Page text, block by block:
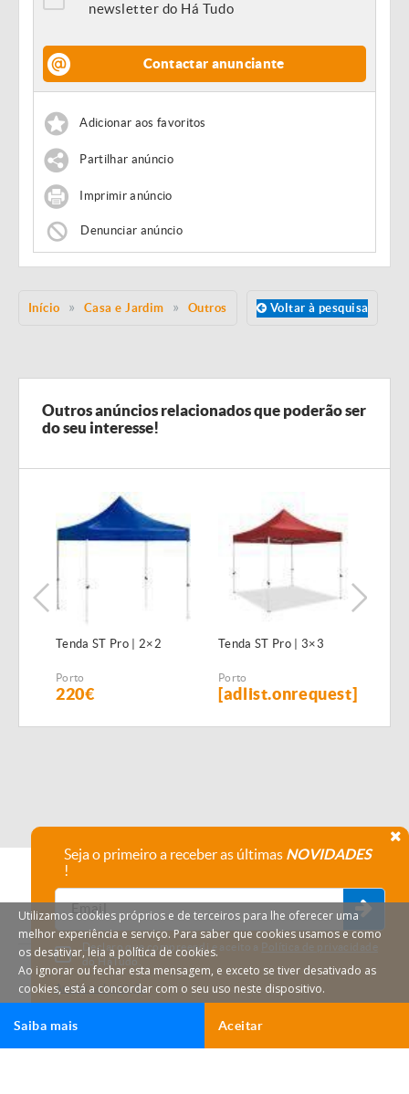
Ligar Email
newsletter do Há Tudo
Contactar anunciante
Adicionar aos favoritos
Partilhar anúncio
Imprimir anúncio
Denunciar anúncio
Início Casa e Jardim Outros Voltar à pesquisa
Outros anúncios relacionados que poderão ser
do seu interesse!
Tenda ST Pro | 2×2
Porto
220€
Tenda ST Pro | 3×3
Porto
[adlist.onrequest]
HáTudo © 2026 Todos os direitos reservados.
Seja o primeiro a receber as últimas NOVIDADES
!
Declaro que compreendi e aceito a Política de privacidade
do HáTudo.
Anular subscrição
Utilizamos cookies próprios e de terceiros para lhe oferecer uma
melhor experiência e serviço. Para saber que cookies usamos e como
os desativar, leia a política de cookies.
Ao ignorar ou fechar esta mensagem, e exceto se tiver desativado as
cookies, está a concordar com o seu uso neste dispositivo.
Aceitar
Saiba mais